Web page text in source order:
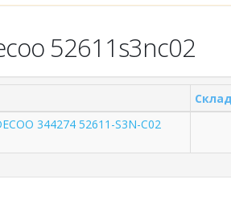
52611s3nc02
344274 52611-S3N-C02